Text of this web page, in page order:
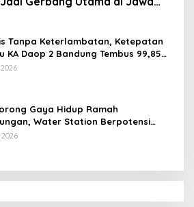
Tanpa Keterlambatan, Ketepatan
KA Daop 2 Bandung Tembus 99,85
Gaya Hidup Ramah
Water Station Berpotensi
2,99 Juta Botol Plastik